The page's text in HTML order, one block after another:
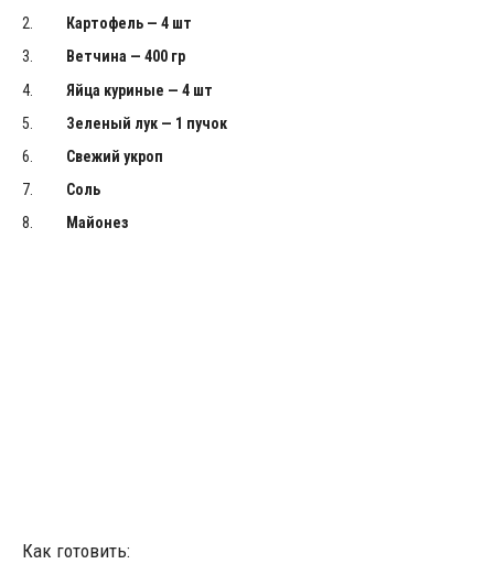
Картофель — 4 шт
Ветчина — 400 гр
Яйца куриные — 4 шт
Зеленый лук — 1 пучок
Свежий укроп
Соль
Майонез
Как готовить: